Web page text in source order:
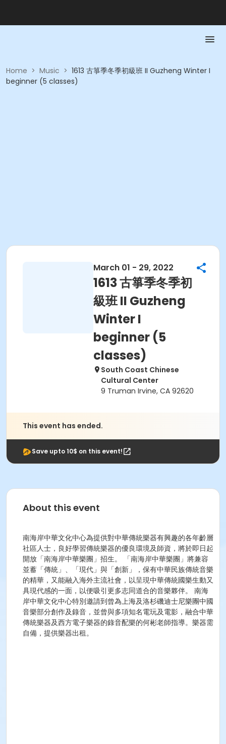
Home > Music > 1613 古箏季冬季初級班 II Guzheng Winter I
beginner (5 classes)
March 01 - 29, 2022
1613 古箏季冬季初
級班 II Guzheng
Winter I
beginner (5
classes)
South Coast Chinese
Cultural Center
9 Truman Irvine, CA 92620
This event has ended.
Save upto 10$ on this event!
About this event
南海岸中華文化中心為提供對中華傳統樂器有興趣的各年齡層
社區人士，良好學習傳統樂器的優良環境及師資，將於即日起
開放「南海岸中華樂團」招生。 「南海岸中華樂團」將兼容
並蓄「傳統」、「現代」與「創新」，保有中華民族傳統音樂
的精華，又能融入海外主流社會，以呈現中華傳統國樂生動又
具現代感的一面，以便吸引更多志同道合的音樂夥伴。 南海
岸中華文化中心特別邀請到曾為上海及洛杉磯迪士尼樂團中國
音樂部分創作及錄音，並曾與多項知名電玩及電影，融合中華
傳統樂器及西方電子樂器的錄音配樂的何彬老師指導。樂器需
自備，提供樂器出租。